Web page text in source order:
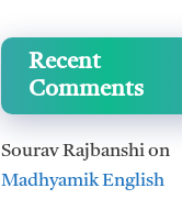
Recent
Comments
Sourav Rajbanshion
Madhyamik English